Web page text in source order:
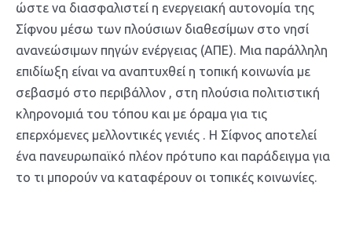
ώστε να διασφαλιστεί η ενεργειακή αυτονομία της
Σίφνου μέσω των πλούσιων διαθεσίμων στο νησί
ανανεώσιμων πηγών ενέργειας (ΑΠΕ). Μια παράλληλη
επιδίωξη είναι να αναπτυχθεί η τοπική κοινωνία με
σεβασμό στο περιβάλλον , στη πλούσια πολιτιστική
κληρονομιά του τόπου και με όραμα για τις
επερχόμενες μελλοντικές γενιές . Η Σίφνος αποτελεί
ένα πανευρωπαϊκό πλέον πρότυπο και παράδειγμα για
το τι μπορούν να καταφέρουν οι τοπικές κοινωνίες.